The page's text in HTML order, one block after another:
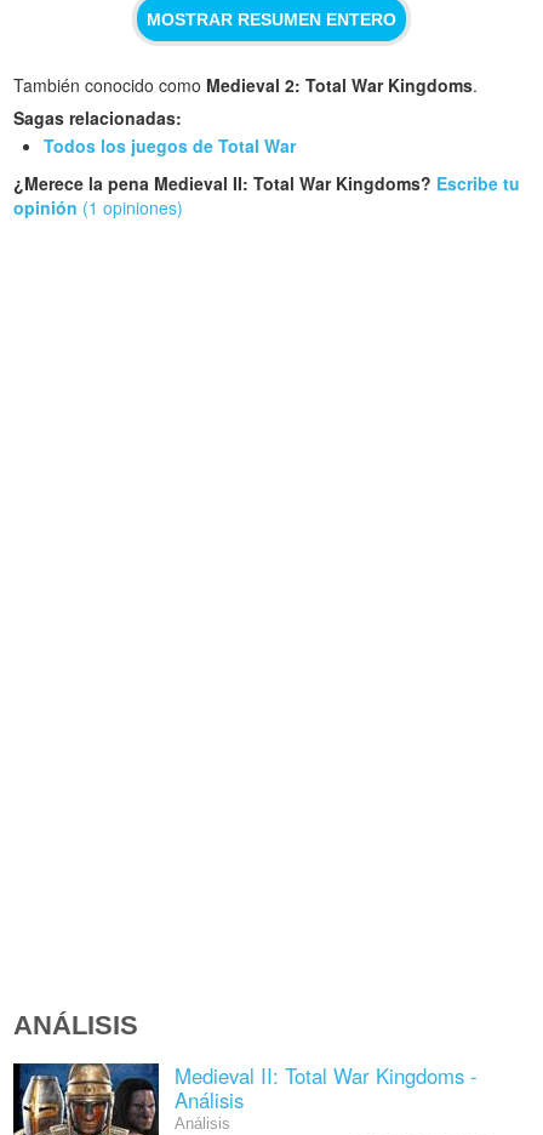
MOSTRAR RESUMEN ENTERO
También conocido como Medieval 2: Total War Kingdoms.
Sagas relacionadas:
Todos los juegos de Total War
¿Merece la pena Medieval II: Total War Kingdoms? Escribe tu
opinión (1 opiniones)
ANÁLISIS
Medieval II: Total War Kingdoms -
Análisis
Análisis